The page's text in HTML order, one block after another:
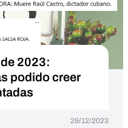
2023:
podido creer
29/12/2023